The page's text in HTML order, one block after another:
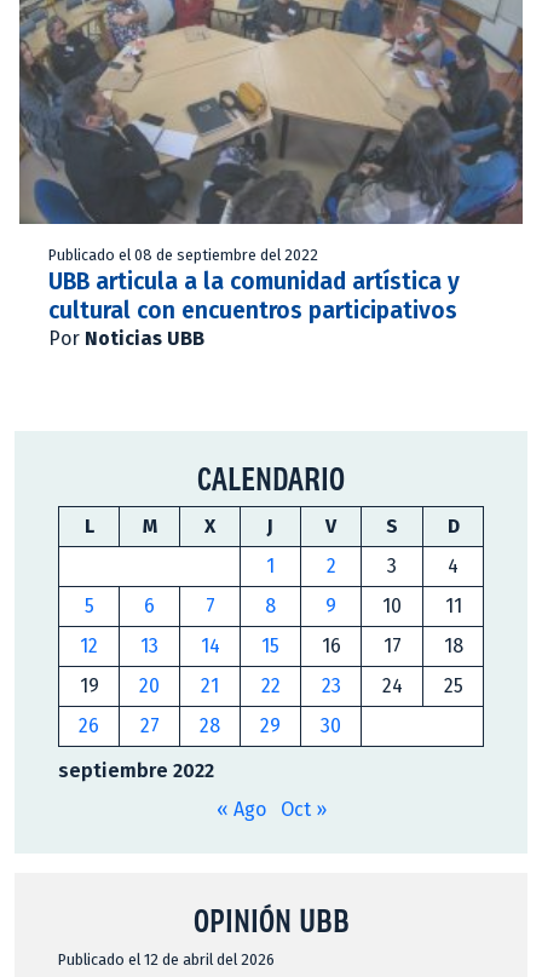
Publicado el 08 de septiembre del 2022
UBB articula a la comunidad artística y
cultural con encuentros participativos
Por Noticias UBB
CALENDARIO
septiembre 2022
L M X J V S
D
1
2 3
4
5
6 7 8 9 10
11
12
13 14 15 16 17
18
19
20 21 22 23 24
25
26
27 28 29 30
« Ago Oct »
OPINIÓN UBB
Publicado el 12 de abril del 2026